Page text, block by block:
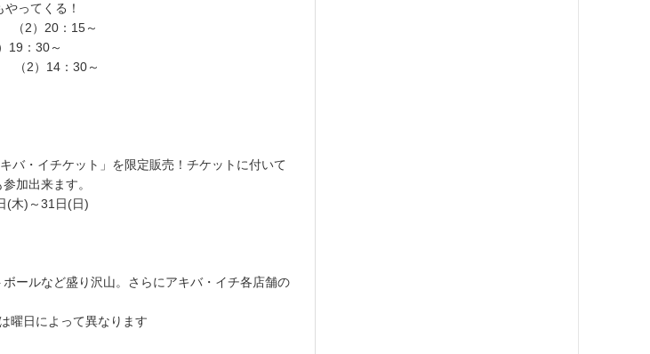
ってくる！
（2）20：15～
19：30～
（2）14：30～
バ・イチケット」を限定販売！チケットに付いて
加出来ます。
(木)～31日(日)
ールなど盛り沢山。さらにアキバ・イチ各店舗の
曜日によって異なります